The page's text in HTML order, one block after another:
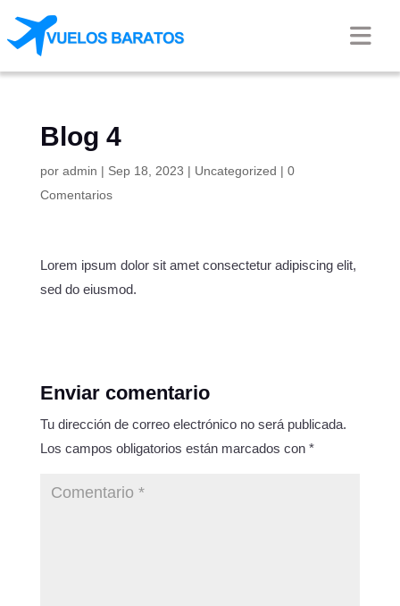
Blog 4
por admin | Sep 18, 2023 | Uncategorized | 0
Comentarios
Lorem ipsum dolor sit amet consectetur adipiscing elit,
sed do eiusmod.
Enviar comentario
Tu dirección de correo electrónico no será publicada.
Los campos obligatorios están marcados con *